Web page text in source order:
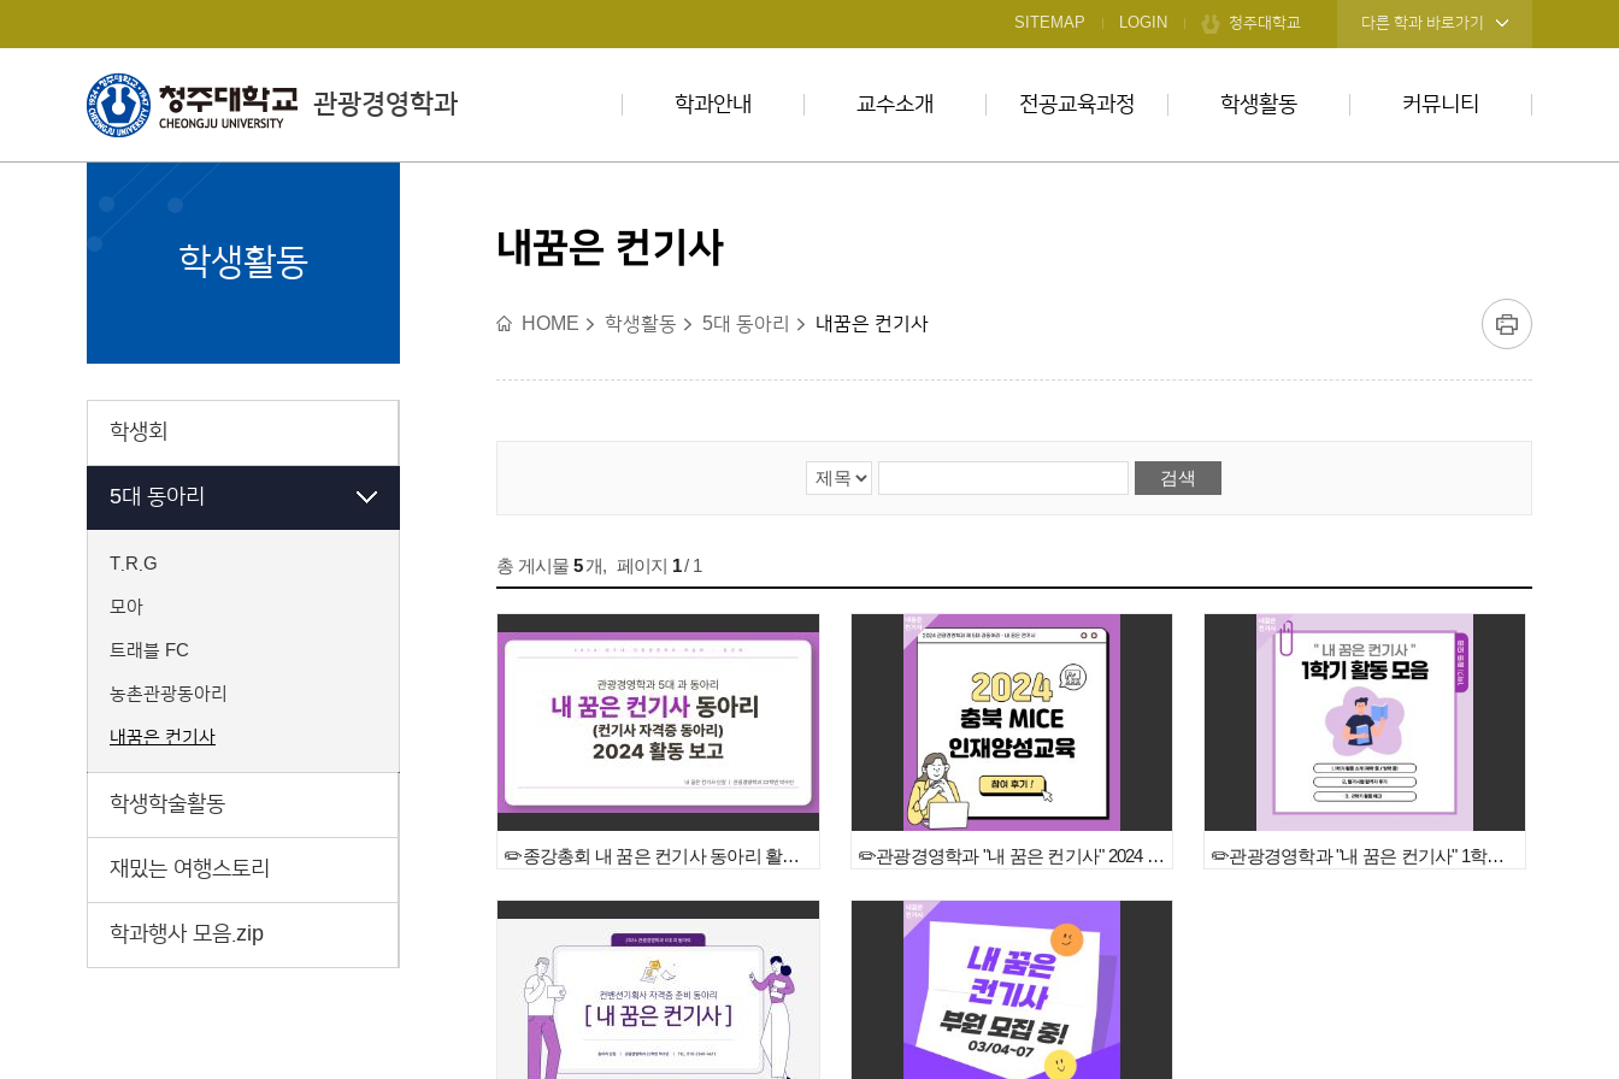
관광경영학과
SITEMAP LOGIN 청주대학교 다른 학과 바로가기
College of Economics
& Business Administrat
학과안내 교수소개 전공교육과정 학생활동 커뮤니티
학생활동
학생회
5대 동아리
T.R.G
모아
트래블 FC
농촌관광동아리
내꿈은 컨기사
학생학술활동
재밌는 여행스토리
학과행사 모음.zip
내꿈은 컨기사
HOME 학생활동 5대 동아리 내꿈은 컨기사
총 게시물 5개, 페이지 1/ 1
✏️종강총회 내 꿈은 컨기사 동아리 활동 내용✏️ ✏️관광경영학과 "내 꿈은 컨기사" 2024 충북 MICE 인재양성 교육 참여후기... ✏️관광경영학과 "내 꿈은 컨기사" 1학기 활동 모음✏️